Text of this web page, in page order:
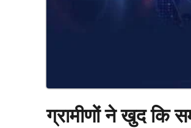
ग्रामीणों ने खुद कि